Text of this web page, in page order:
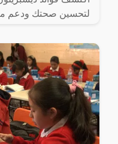
لتحسين صحتك ودعم